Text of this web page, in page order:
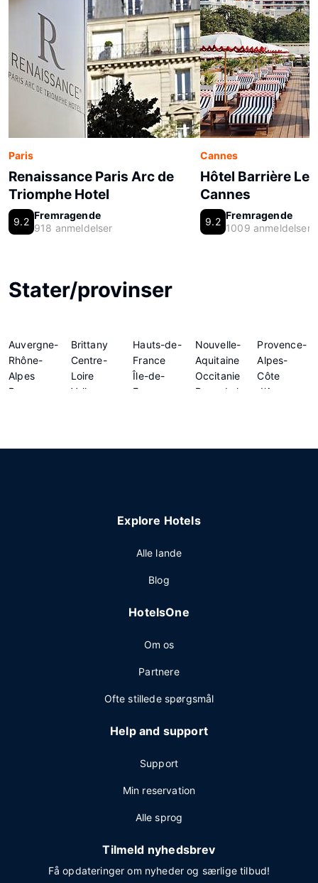
Paris
Renaissance Paris Arc de
Triomphe Hotel
9.2
Fremragende
918 anmeldelser
Cannes
Hôtel Barrière Le
Cannes
9.2
Fremragende
1009 anmeldelser
Stater/provinser
Auvergne-
Rhône-
Alpes
Bourgogne-
Brittany
Centre-
Loire
Valley
Hauts-de-
France
Île-de-
France
Nouvelle-
Aquitaine
Occitanie
Pays de la
Provence-
Alpes-
Côte
d'Azur
Explore Hotels
Alle lande
Blog
HotelsOne
Om os
Partnere
Ofte stillede spørgsmål
Help and support
Support
Min reservation
Alle sprog
Tilmeld nyhedsbrev
Få opdateringer om nyheder og særlige tilbud!